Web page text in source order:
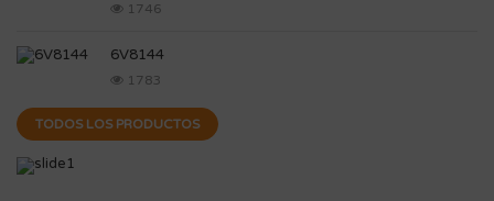
1746
6V8144
1783
TODOS LOS PRODUCTOS